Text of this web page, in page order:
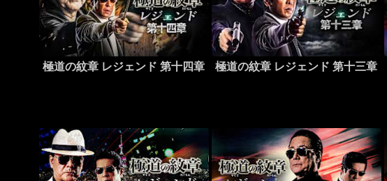
極道の紋章 レジェンド 第十四章 極道の紋章 レジェンド 第十三章